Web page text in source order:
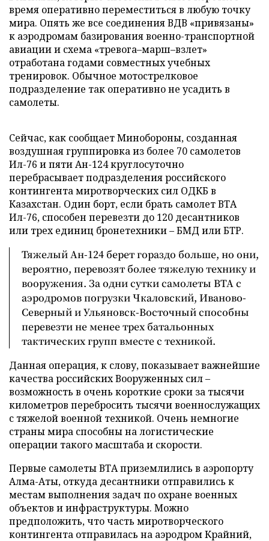
время оперативно переместиться в любую точку
мира. Опять же все соединения ВДВ «привязаны»
к аэродромам базирования военно-транспортной
авиации и схема «тревога–марш–взлет»
отработана годами совместных учебных
тренировок. Обычное мотострелковое
подразделение так оперативно не усадить в
самолеты.
Сейчас, как сообщает Минобороны, созданная
воздушная группировка из более 70 самолетов
Ил-76 и пяти Ан-124 круглосуточно
перебрасывает подразделения российского
контингента миротворческих сил ОДКБ в
Казахстан. Один борт, если брать самолет ВТА
Ил-76, способен перевезти до 120 десантников
или трех единиц бронетехники – БМД или БТР.
Тяжелый Ан-124 берет гораздо больше, но они,
вероятно, перевозят более тяжелую технику и
вооружения. За одни сутки самолеты ВТА с
аэродромов погрузки Чкаловский, Иваново-
Северный и Ульяновск-Восточный способны
перевезти не менее трех батальонных
тактических групп вместе с техникой.
Данная операция, к слову, показывает важнейшие
качества российских Вооруженных сил –
возможность в очень короткие сроки за тысячи
километров перебросить тысячи военнослужащих
с тяжелой военной техникой. Очень немногие
страны мира способны на логистические
операции такого масштаба и скорости.
Первые самолеты ВТА приземлились в аэропорту
Алма-Аты, откуда десантники отправились к
местам выполнения задач по охране военных
объектов и инфраструктуры. Можно
предположить, что часть миротворческого
контингента отправилась на аэродром Крайний,